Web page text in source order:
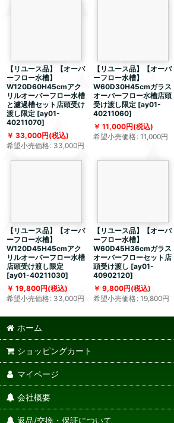
【リユース品】【オーバ
ーフロー水槽】
W120D60H45cmアク
リルオーバーフロー水槽
と濾過槽セット店頭受け
渡し限定 [ay01-
40211070]
33,000円(税込)
希望小売価格: 33,000円
【リユース品】【オーバ
ーフロー水槽】
W60D30H45cmガラス
オーバーフロー水槽店頭
受け渡し限定 [ay01-
40211060]
11,000円(税込)
希望小売価格: 11,000円
【リユース品】【オーバ
ーフロー水槽】
W120D45H45cmアク
リルオーバーフロー水槽
店頭受け渡し限定
[ay01-40211030]
19,800円(税込)
希望小売価格: 33,000円
【リユース品】【オーバ
ーフロー水槽】
W60D45H36cmガラス
オーバーフローセット店
頭受け渡し [ay01-
40902120]
9,800円(税込)
希望小売価格: 19,800円
ホーム
ショッピングカート
マイページ
会社概要
返品/交換・保証について